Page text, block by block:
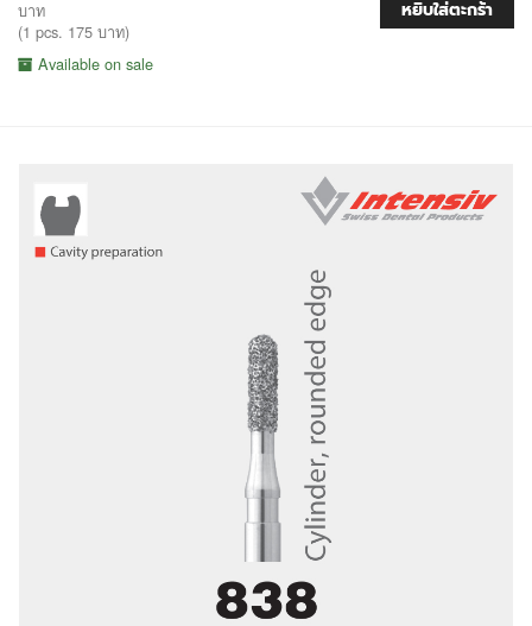
บาท
(1 pcs. 175 บาท)
Available on sale
หยิบใส่ตะกร้า